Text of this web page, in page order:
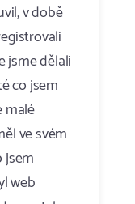
v době
jsme dělali
co jsem
malé
ve svém
jsem
web